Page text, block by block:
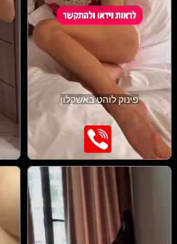
פינוק לוהט באשקלון